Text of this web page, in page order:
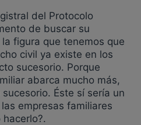
del Protocolo
de buscar su
figura que tenemos que
civil ya existe en los
sucesorio. Porque
abarca mucho más,
Éste sí sería un
empresas familiares